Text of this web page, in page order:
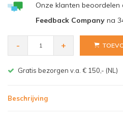
Onze klanten beoordelen
Feedback Companyna
- +
Gratis bezorgen v.a. € 150,- (NL)
Beschrijving